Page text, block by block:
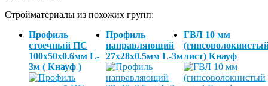
Стройматериалы из похожих групп:
Профиль
стоечный ПС
100x50х0.6мм L-
3м ( Кнауф )
Профиль
направляющий
27x28х0.5мм L-3м
ГВЛ 10 мм
лист) Кнауф